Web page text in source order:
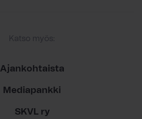
Katso myös:
Ajankohtaista
Mediapankki
SKVL ry